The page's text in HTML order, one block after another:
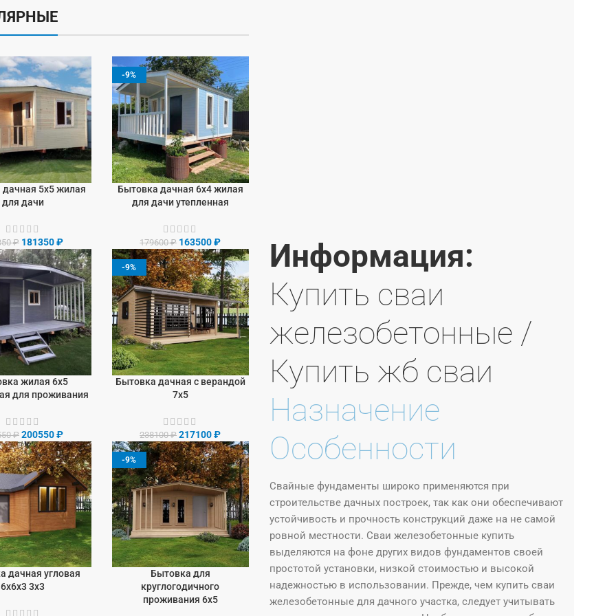
5х5 жилая
для дачи
₽ 181350₽
-9%
В КОРЗИНУ
Бытовка дачная 6х4 жилая
для дачи утепленная
179600₽ 163500₽
жилая 6х5
для проживания
₽ 200550₽
-9%
В КОРЗИНУ
Бытовка дачная с верандой
7х5
238100₽ 217100₽
дачная угловая
6х6х3 3х3
-9%
В КОРЗИНУБытовка для
круглогодичного
проживания 6х5
Информация:
Купить сваи
железобетонные /
Купить жб сваи
Назначение
Особенности
Свайные фундаменты широко применяются при
строительстве дачных построек, так как они обеспечивают
устойчивость и прочность конструкций даже на не самой
ровной местности. Сваи железобетонные купить
выделяются на фоне других видов фундаментов своей
простотой установки, низкой стоимостью и высокой
надежностью в использовании. Прежде, чем купить сваи
железобетонные для дачного участка, следует учитывать